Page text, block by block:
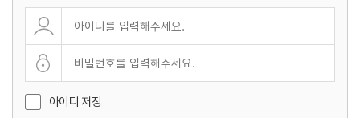
아이디 저장